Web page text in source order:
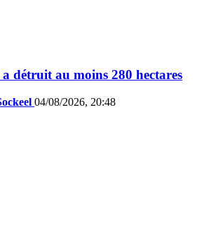
détruit au moins 280 hectares
04/08/2026, 20:48